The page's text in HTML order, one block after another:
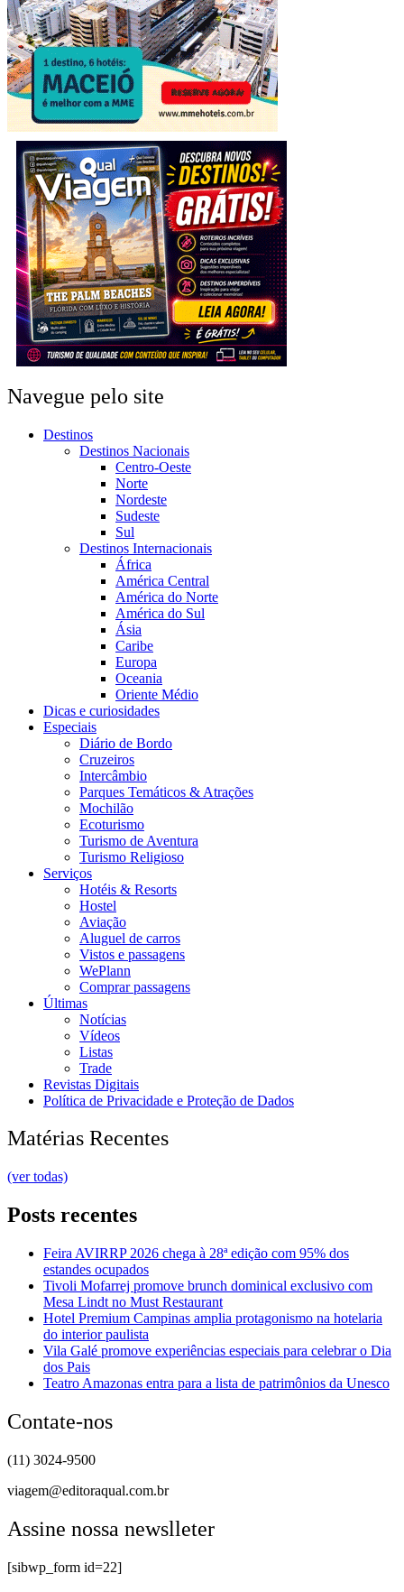
Navegue pelo site
Destinos
Destinos Nacionais
Centro-Oeste
Norte
Nordeste
Sudeste
Sul
Destinos Internacionais
África
América Central
América do Norte
América do Sul
Ásia
Caribe
Europa
Oceania
Oriente Médio
Dicas e curiosidades
Especiais
Diário de Bordo
Cruzeiros
Intercâmbio
Parques Temáticos & Atrações
Mochilão
Ecoturismo
Turismo de Aventura
Turismo Religioso
Serviços
Hotéis & Resorts
Hostel
Aviação
Aluguel de carros
Vistos e passagens
WePlann
Comprar passagens
Últimas
Notícias
Vídeos
Listas
Trade
Revistas Digitais
Política de Privacidade e Proteção de Dados
Matérias Recentes
(ver todas)
Posts recentes
Feira AVIRRP 2026 chega à 28ª edição com 95% dos
estandes ocupados
Tivoli Mofarrej promove brunch dominical exclusivo com
Mesa Lindt no Must Restaurant
Hotel Premium Campinas amplia protagonismo na hotelaria
do interior paulista
Vila Galé promove experiências especiais para celebrar o Dia
dos Pais
Teatro Amazonas entra para a lista de patrimônios da Unesco
Contate-nos
(11) 3024-9500
viagem@editoraqual.com.br
Assine nossa newslleter
[sibwp_form id=22]